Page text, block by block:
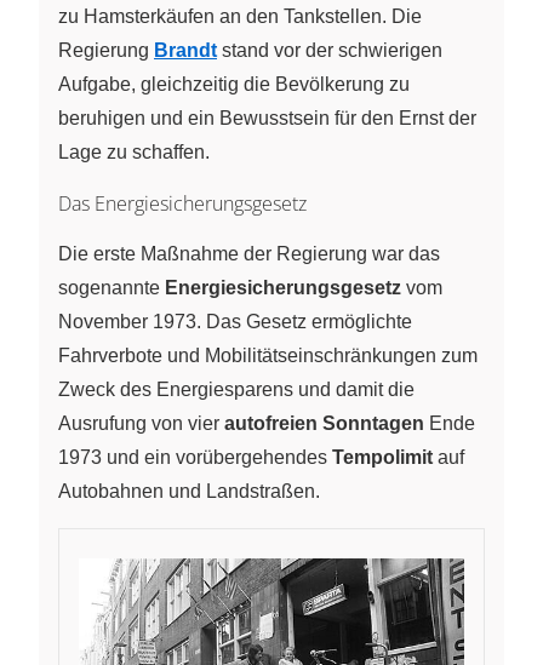
zu Hamsterkäufen an den Tankstellen. Die
Regierung Brandt stand vor der schwierigen
Aufgabe, gleichzeitig die Bevölkerung zu
beruhigen und ein Bewusstsein für den Ernst der
Lage zu schaffen.
Das Energiesicherungsgesetz
Die erste Maßnahme der Regierung war das
sogenannte Energiesicherungsgesetz vom
November 1973. Das Gesetz ermöglichte
Fahrverbote und Mobilitätseinschränkungen zum
Zweck des Energiesparens und damit die
Ausrufung von vier autofreien Sonntagen Ende
1973 und ein vorübergehendes Tempolimit auf
Autobahnen und Landstraßen.